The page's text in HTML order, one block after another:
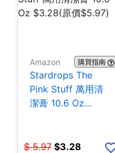
Amazon 購買指南
Stardrops The
Pink Stuff 萬用清
潔膏 10.6 Oz
$ 5.97 $3.28